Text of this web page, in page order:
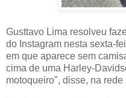
Gusttavo Lima resolveu
do Instagram nesta sexta-
em que aparece sem
cima de uma Harley-
motoqueiro", disse, na rede